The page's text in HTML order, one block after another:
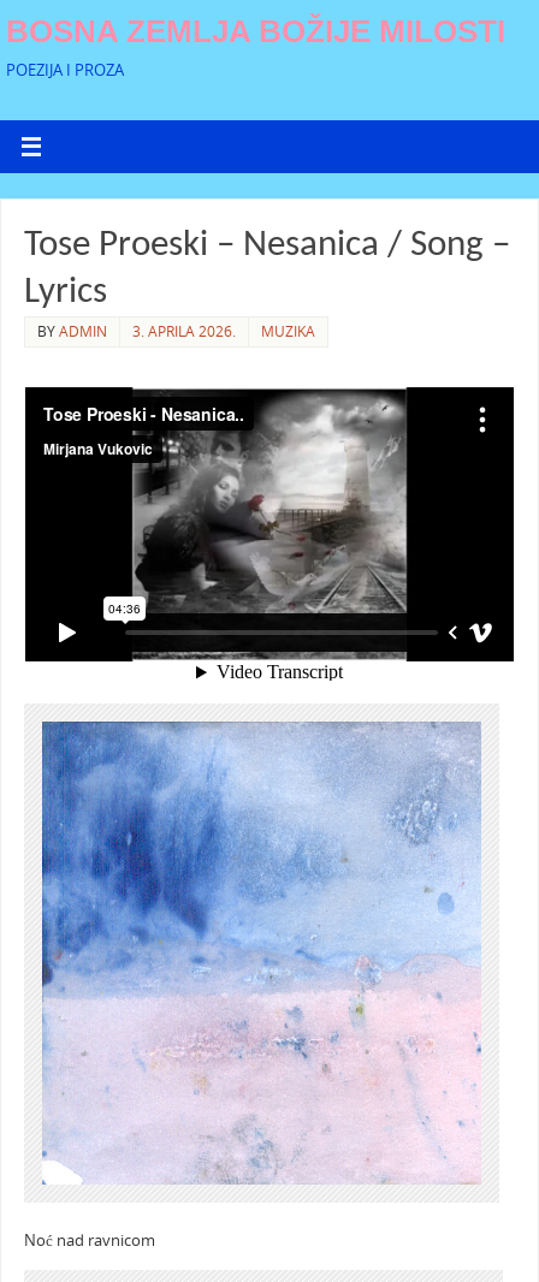
BOSNA ZEMLJA BOŽIJE MILOSTI
POEZIJA I PROZA
Tose Proeski – Nesanica / Song –
Lyrics
BYADMIN 3. APRILA 2026. MUZIKA
Noć nad ravnicom